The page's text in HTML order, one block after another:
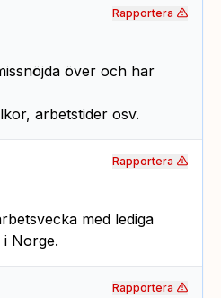
över och har
arbetstider osv.
Rapportera
med lediga
Norge.
Rapportera
Rapportera